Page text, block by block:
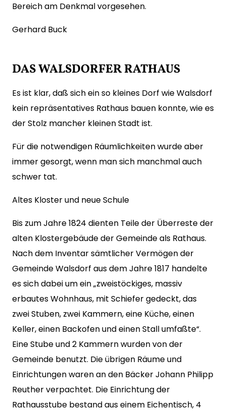
Bereich am Denkmal vorgesehen.
Gerhard Buck
DAS WALSDORFER RATHAUS
Es ist klar, daß sich ein so kleines Dorf wie Walsdorf
kein repräsentatives Rathaus bauen konnte, wie es
der Stolz mancher kleinen Stadt ist.
Für die notwendigen Räumlichkeiten wurde aber
immer gesorgt, wenn man sich manchmal auch
schwer tat.
Altes Kloster und neue Schule
Bis zum Jahre 1824 dienten Teile der Überreste der
alten Klostergebäude der Gemeinde als Rathaus.
Nach dem Inventar sämtlicher Vermögen der
Gemeinde Walsdorf aus dem Jahre 1817 handelte
es sich dabei um ein „zweistöckiges, massiv
erbautes Wohnhaus, mit Schiefer gedeckt, das
zwei Stuben, zwei Kammern, eine Küche, einen
Keller, einen Backofen und einen Stall umfaßte“.
Eine Stube und 2 Kammern wurden von der
Gemeinde benutzt. Die übrigen Räume und
Einrichtungen waren an den Bäcker Johann Philipp
Reuther verpachtet. Die Einrichtung der
Rathausstube bestand aus einem Eichentisch, 4